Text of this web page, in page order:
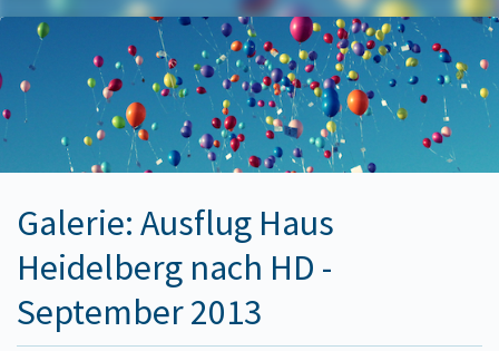
Haßloch
Galerie: Ausflug Haus
Heidelberg nach HD -
September 2013